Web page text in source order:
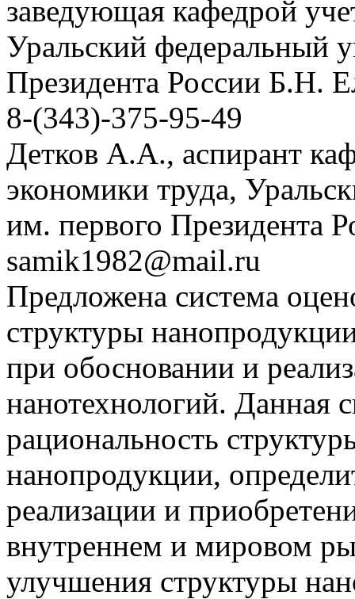
заведующая кафедрой
Уральский федеральный
Президента России Б.Н.
8-(343)-375-95-49
Детков А.А., аспирант
экономики труда,
им. первого Президента
samik1982@mail.ru
Предложена система
структуры
при обосновании и
нанотехнологий. Данная
рациональность
нанопродукции,
реализации и
внутреннем и мировом
улучшения структуры